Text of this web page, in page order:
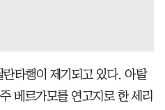
타행이 제기되고 있다. 아탈
베르가모를 연고지로 한 세리